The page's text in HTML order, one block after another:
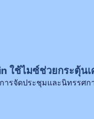
ใช้ไมซ์ช่วยกระตุ้นเ
รจัดประชุมและนิทรรศก